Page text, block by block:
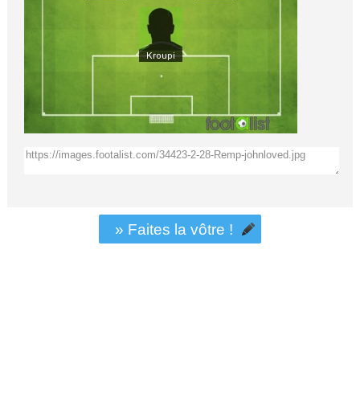
» Faites la vôtre !